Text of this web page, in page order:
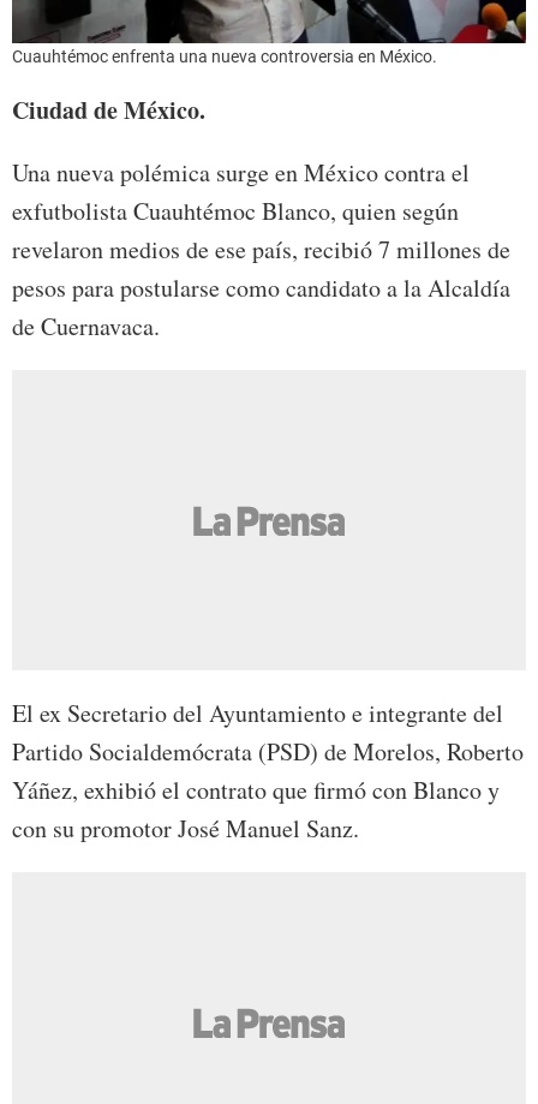
Cuauhtémoc enfrenta una nueva controversia en México.
Ciudad de México.
Una nueva polémica surge en México contra el
exfutbolista Cuauhtémoc Blanco, quien según
revelaron medios de ese país, recibió 7 millones de
pesos para postularse como candidato a la Alcaldía
de Cuernavaca.
El ex Secretario del Ayuntamiento e integrante del
Partido Socialdemócrata (PSD) de Morelos, Roberto
Yáñez, exhibió el contrato que firmó con Blanco y
con su promotor José Manuel Sanz.